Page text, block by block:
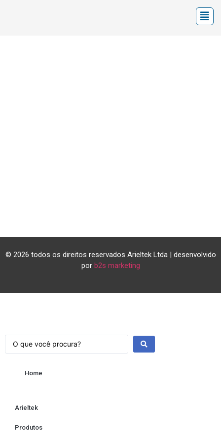
© 2026 todos os direitos reservados Arieltek Ltda | desenvolvido
por b2s marketing
Home
Arieltek
Produtos